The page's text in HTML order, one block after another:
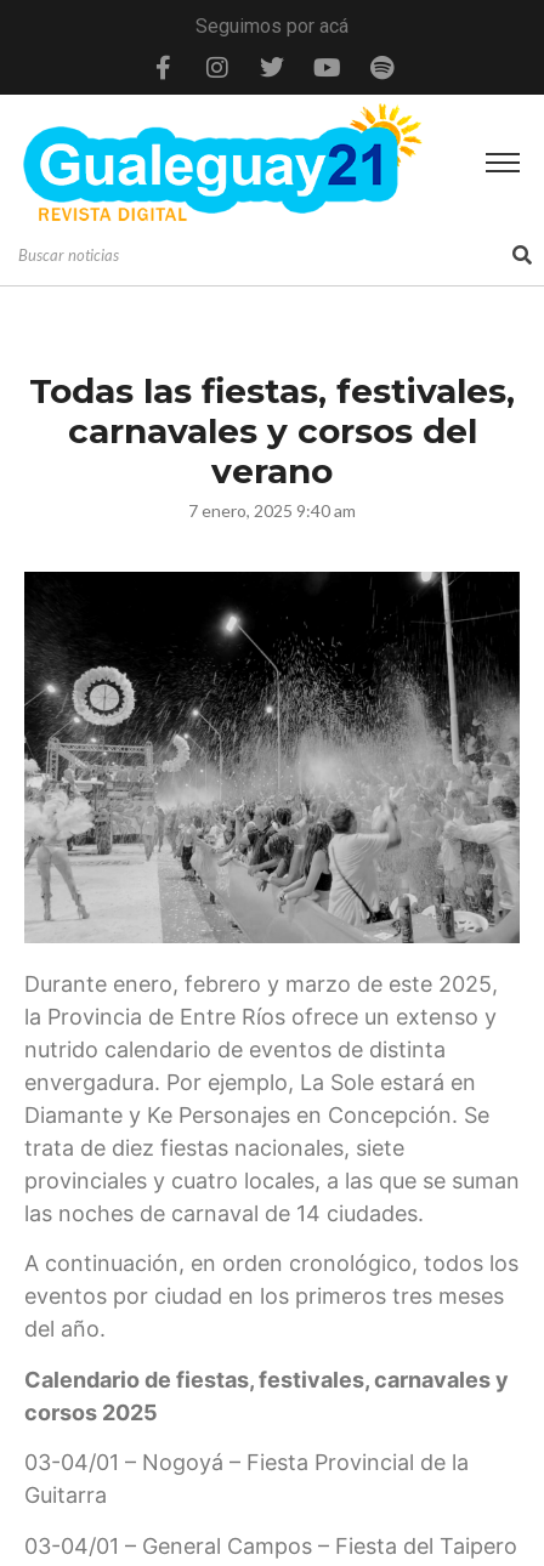
Seguimos por acá
Todas las fiestas, festivales,
carnavales y corsos del
verano
7 enero, 2025 9:40 am
Durante enero, febrero y marzo de este 2025,
la Provincia de Entre Ríos ofrece un extenso y
nutrido calendario de eventos de distinta
envergadura. Por ejemplo, La Sole estará en
Diamante y Ke Personajes en Concepción. Se
trata de diez fiestas nacionales, siete
provinciales y cuatro locales, a las que se suman
las noches de carnaval de 14 ciudades.
A continuación, en orden cronológico, todos los
eventos por ciudad en los primeros tres meses
del año.
Calendario de fiestas, festivales, carnavales y
corsos 2025
03-04/01 – Nogoyá – Fiesta Provincial de la
Guitarra
03-04/01 – General Campos – Fiesta del Taipero